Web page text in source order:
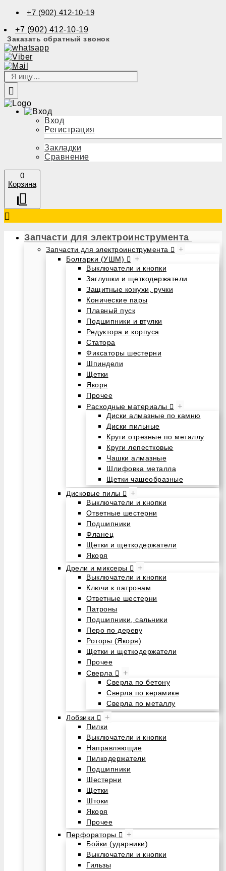
+7 (902) 412-10-19
+7 (902) 412-10-19
Заказать обратный звонок
Вход
Регистрация
Закладки
Сравнение
0
Корзина
Запчасти для электроинструмента
Запчасти для электроинструмента +
Болгарки (УШМ) +
Выключатели и кнопки
Заглушки и щеткодержатели
Защитные кожухи, ручки
Конические пары
Плавный пуск
Подшипники и втулки
Редуктора и корпуса
Статора
Фиксаторы шестерни
Шпиндели
Щетки
Якоря
Прочее
Расходные материалы
+
Диски алмазные по камню
Диски пильные
Круги отрезные по металлу
Круги лепестковые
Чашки алмазные
Шлифовка металла
Щетки чашеобразные
Дисковые пилы
+
Выключатели и кнопки
Ответные шестерни
Подшипники
Фланец
Щетки и щеткодержатели
Якоря
Дрели и миксеры
+
Выключатели и кнопки
Ключи к патронам
Ответные шестерни
Патроны
Подшипники, сальники
Перо по дереву
Роторы (Якоря)
Щетки и щеткодержатели
Прочее
Сверла
+
Сверла по бетону
Сверла по керамике
Сверла по металлу
Лобзики
+
Пилки
Выключатели и кнопки
Направляющие
Пилкодержатели
Подшипники
Шестерни
Щетки
Штоки
Якоря
Прочее
Перфораторы
+
Бойки (ударники)
Выключатели и кнопки
Гильзы